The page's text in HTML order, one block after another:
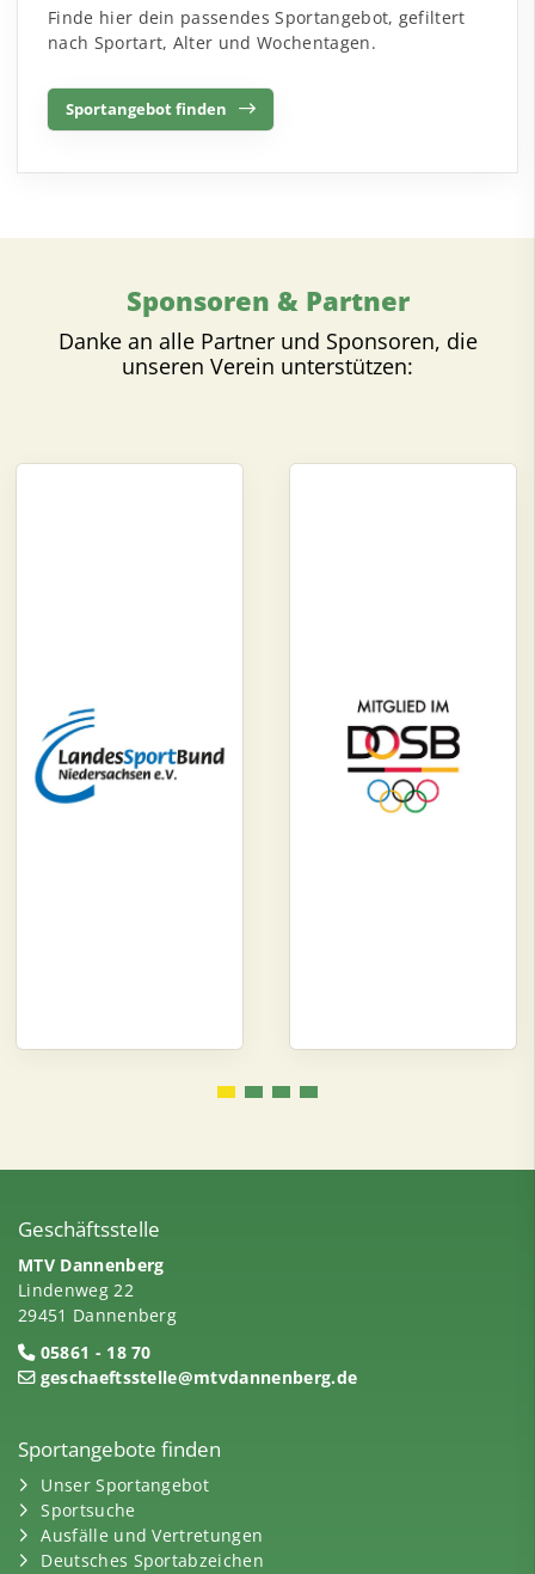
Finde hier dein passendes Sportangebot, gefiltert
nach Sportart, Alter und Wochentagen.
Sportangebot finden
Sponsoren & Partner
Danke an alle Partner und Sponsoren, die
unseren Verein unterstützen:
Geschäftsstelle
MTV Dannenberg
Lindenweg 22
29451 Dannenberg
05861 - 18 70
geschaeftsstelle@mtvdannenberg.de
Sportangebote finden
Unser Sportangebot
Sportsuche
Ausfälle und Vertretungen
Deutsches Sportabzeichen